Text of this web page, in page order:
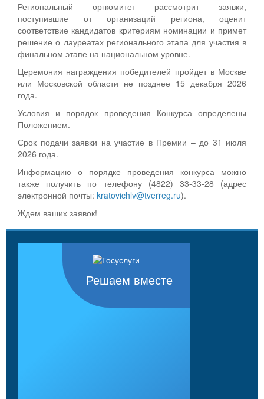
Региональный оргкомитет рассмотрит заявки,
поступившие от организаций региона, оценит
соответствие кандидатов критериям номинации и примет
решение о лауреатах регионального этапа для участия в
финальном этапе на национальном уровне.
Церемония награждения победителей пройдет в Москве
или Московской области не позднее 15 декабря 2026
года.
Условия и порядок проведения Конкурса определены
Положением.
Срок подачи заявки на участие в Премии – до 31 июля
2026 года.
Информацию о порядке проведения конкурса можно
также получить по телефону (4822) 33-33-28 (адрес
электронной почты: kratovichlv@tverreg.ru).
Ждем ваших заявок!
Решаем вместе